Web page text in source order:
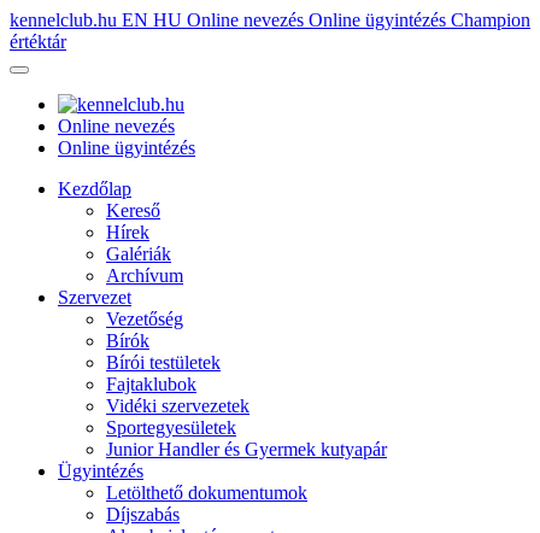
kennelclub.hu EN HU Online nevezés Online ügyintézés Champion
értéktár
Online nevezés
Online ügyintézés
Kezdőlap
Kereső
Hírek
Galériák
Archívum
Szervezet
Vezetőség
Bírók
Bírói testületek
Fajtaklubok
Vidéki szervezetek
Sportegyesületek
Junior Handler és Gyermek kutyapár
Ügyintézés
Letölthető dokumentumok
Díjszabás